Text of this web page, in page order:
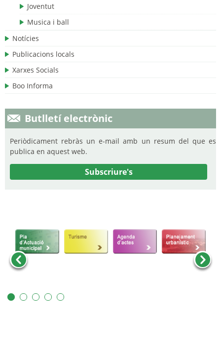
Joventut
Musica i ball
Notícies
Publicacions locals
Xarxes Socials
Boo Informa
Butlletí electrònic
Periòdicament rebràs un e-mail amb un resum del que es
publica en aquest web.
Subscriure's